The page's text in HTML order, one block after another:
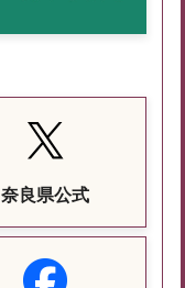
奈良県公式